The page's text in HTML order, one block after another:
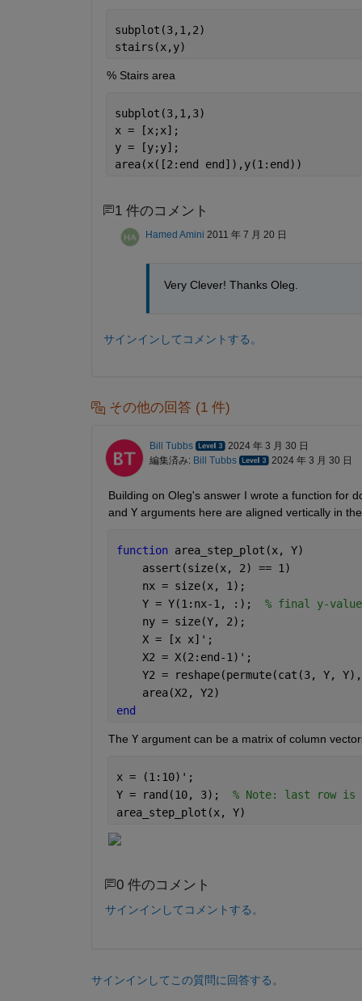
subplot(3,1,2)
stairs(x,y)
% Stairs area
subplot(3,1,3)
x = [x;x];
y = [y;y];
area(x([2:end end]),y(1:end))
1 件のコメント
Hamed Amini 2011 年 7 月 20 日
Very Clever! Thanks Oleg.
サインインしてコメントする。
その他の回答 (1 件)
Bill Tubbs
2024 年 3 月 30 日
編集済み: Bill Tubbs 2024 年 3 月 30 日
Building on Oleg's answer I wrote a function for
and Y arguments here are aligned vertically in
function area_step_plot(x, Y)
    assert(size(x, 2) == 1)
    nx = size(x, 1);
    Y = Y(1:nx-1, :);
% final y-
    ny = size(Y, 2);
    X = [x x]';
    X2 = X(2:end-1)';
Y2 = reshape(permute(cat(3, Y,
    area(X2, Y2)
end
The Y argument can be a matrix of column
x = (1:10)';
Y = rand(10, 3); % Note: last row is
area_step_plot(x, Y)
0 件のコメント
サインインしてコメントする。
サインインしてこの質問に回答する。